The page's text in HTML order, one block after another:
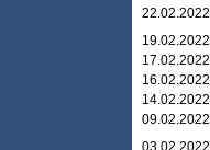
22.02.2022
19.02.2022
17.02.2022
16.02.2022
14.02.2022
09.02.2022
03.02.2022